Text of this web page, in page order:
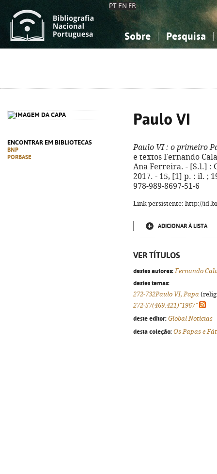
PT EN FR
Sobre Pesquisa
ENCONTRAR EM BIBLIOTECAS
BNP
PORBASE
Paulo VI
Paulo VI: o primeiro
e textos Fernando
Ana Ferreira. - [S.l.] :
2017. - 15, [1] p. : il. ;
978-989-8697-51-6
Link persistente: http://
ADICIONAR À LISTA
VER TÍTULOS
destes autores: Fernando
destes temas:
272-732Paulo VI, Papa
272-57(469.421)"1967"
deste editor: Global Notícias
desta coleção: Os Papas e